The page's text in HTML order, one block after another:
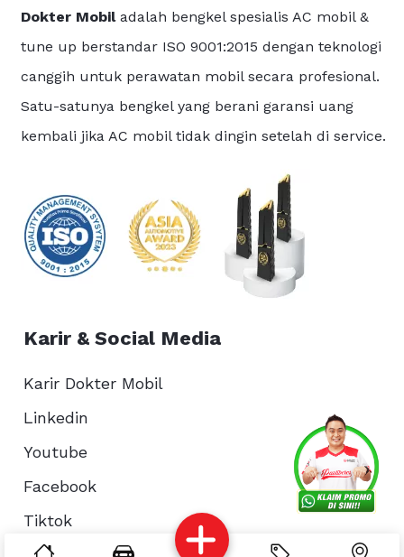
Services About Us
Complain Reservasi Article
Dokter Mobiladalah bengkel spesialis AC mobil &
tune up berstandar ISO 9001:2015 dengan teknologi
canggih untuk perawatan mobil secara profesional.
Satu-satunya bengkel yang berani garansi uang
kembali jika AC mobil tidak dingin setelah di service.
Karir & Social Media
Karir Dokter Mobil
Linkedin
Youtube
Facebook
Tiktok